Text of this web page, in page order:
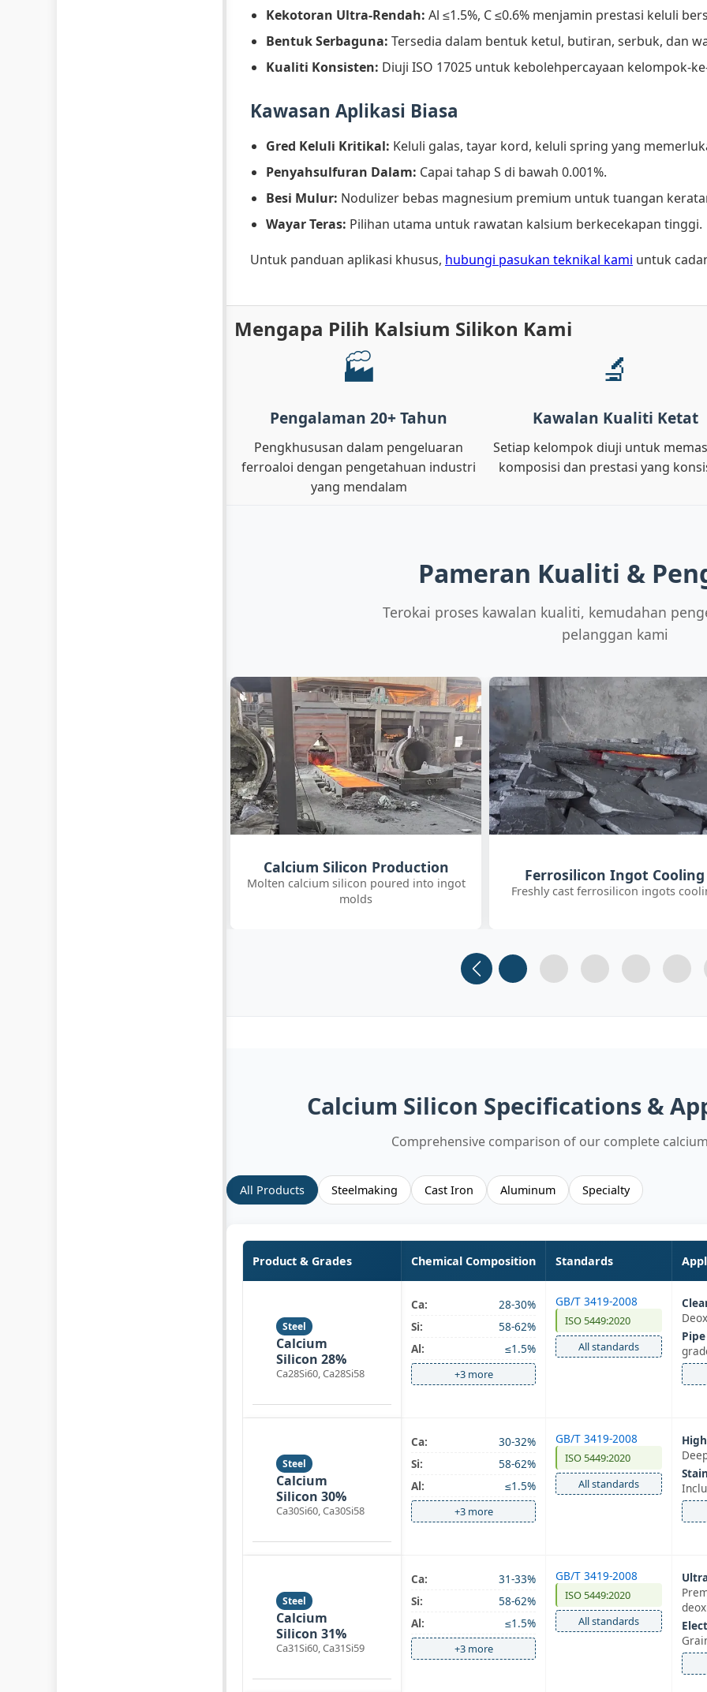
Kekotoran Ultra-Rendah: Al ≤1.5%, C ≤0.6% menjamin prestasi keluli
Bentuk Serbaguna: Tersedia dalam bentuk ketul, butiran, serbuk, dan
Kualiti Konsisten: Diuji ISO 17025 untuk kebolehpercayaan kelompok-
Kawasan Aplikasi Biasa
Gred Keluli Kritikal: Keluli galas, tayar kord, keluli spring yang
Penyahsulfuran Dalam: Capai tahap S di bawah 0.001%.
Besi Mulur: Nodulizer bebas magnesium premium untuk tuangan
Wayar Teras: Pilihan utama untuk rawatan kalsium berkecekapan tinggi.
Untuk panduan aplikasi khusus, hubungi pasukan teknikal kami untuk
Mengapa Pilih Kalsium Silikon Kami
🏭
Pengalaman 20+ Tahun
Pengkhususan dalam pengeluaran
ferroaloi dengan pengetahuan industri
yang mendalam
🔬
Kawalan Kualiti Ketat
Setiap kelompok diuji untuk
komposisi dan prestasi yang
Pameran Kualiti &
Terokai proses kawalan kualiti, kemudahan
pelanggan kami
Ferrosilicon Ingot Cooling
Freshly cast ferrosilicon ingots cooling
Customer Quality Check
International clients inspecting FeSi
inoculant
Slide 1 Slide 2 (current)
Slide 3 Slide 4 Slide 5
Calcium Silicon Specifications &
Comprehensive comparison of our complete
All Products Steelmaking Cast Iron Aluminum Specialty
Product & Grades Chemical Composition Standards
Steel
Calcium
Silicon 28%
Ca28Si60, Ca28Si58
Ca:
28-30%
Si:
58-62%
Al:
≤1.5%
+3 more
GB/T 3419-2008
ISO 5449:2020
All standards
Steel
Calcium
Silicon 30%
Ca30Si60, Ca30Si58
Ca:
30-32%
Si:
58-62%
Al:
≤1.5%
+3 more
GB/T 3419-2008
ISO 5449:2020
All standards
Steel
Calcium
Silicon 31%
Ca31Si60, Ca31Si59
Ca:
31-33%
Si:
58-62%
Al:
≤1.5%
+3 more
GB/T 3419-2008
ISO 5449:2020
All standards